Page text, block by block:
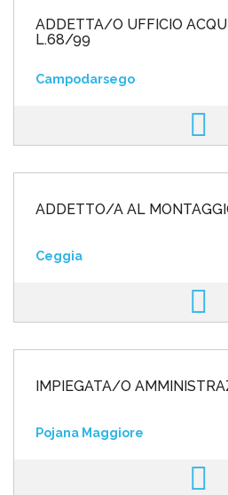
ADDETTA/O UFFICIO
L.68/99
Campodarsego
ADDETTO/A AL
Ceggia
IMPIEGATA/O
Pojana Maggiore